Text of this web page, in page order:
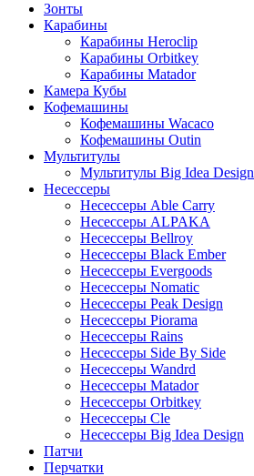
Зонты
Карабины
Карабины Heroclip
Карабины Orbitkey
Карабины Matador
Камера Кубы
Кофемашины
Кофемашины Wacaco
Кофемашины Outin
Мультитулы
Мультитулы Big Idea Design
Несессеры
Несессеры Able Carry
Несессеры ALPAKA
Несессеры Bellroy
Несессеры Black Ember
Несессеры Evergoods
Несессеры Nomatic
Несессеры Peak Design
Несессеры Piorama
Несессеры Rains
Несессеры Side By Side
Несессеры Wandrd
Несессеры Matador
Несессеры Orbitkey
Несессеры Cle
Несессеры Big Idea Design
Патчи
Перчатки